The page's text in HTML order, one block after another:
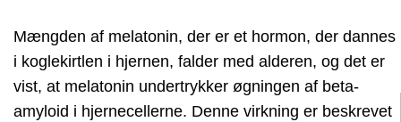
Mængden af melatonin, der er et hormon, der dannes
i koglekirtlen i hjernen, falder med alderen, og det er
vist, at melatonin undertrykker øgningen af beta-
amyloid i hjernecellerne. Denne virkning er beskrevet